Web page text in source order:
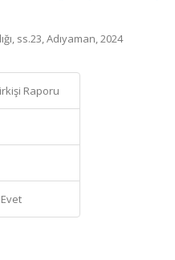
ss.23, Adıyaman, 2024
Raporu
Evet